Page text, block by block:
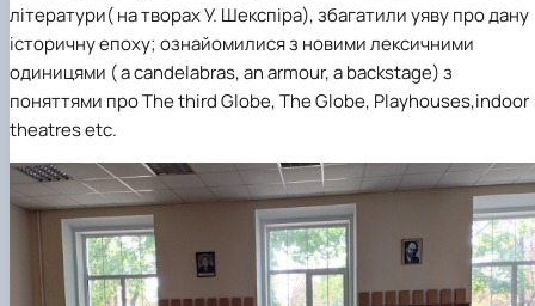
літератури( на творах У. Шекспіра), збагатили уяву про дану
історичну епоху; ознайомилися з новими лексичними
одиницями ( a candelabras, an armour, a backstage) з
поняттями про The third Globe, The Globe, Playhouses,indoor
theatres etc.